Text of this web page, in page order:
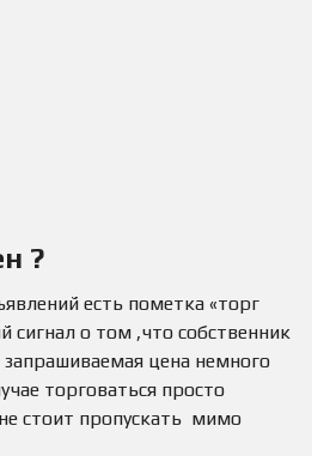
?
есть пометка «торг
сигнал о том ,что собственник
цена немного
торговаться просто
стоит пропускать мимо